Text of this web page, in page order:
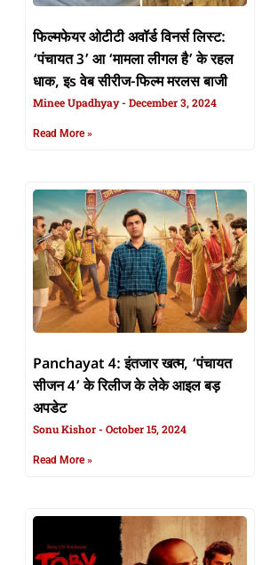
फिल्मफेयर ओटीटी अवॉर्ड विनर्स लिस्ट:
‘पंचायत 3’ आ ‘मामला लीगल है’ के रहल
धाक, इs वेब सीरीज-फिल्म मरलस बाजी
Minee Upadhyay December 3, 2024
Read More »
Panchayat 4: इंतजार खत्म, ‘पंचायत
सीजन 4’ के रिलीज के लेके आइल बड़
अपडेट
Sonu Kishor October 15, 2024
Read More »